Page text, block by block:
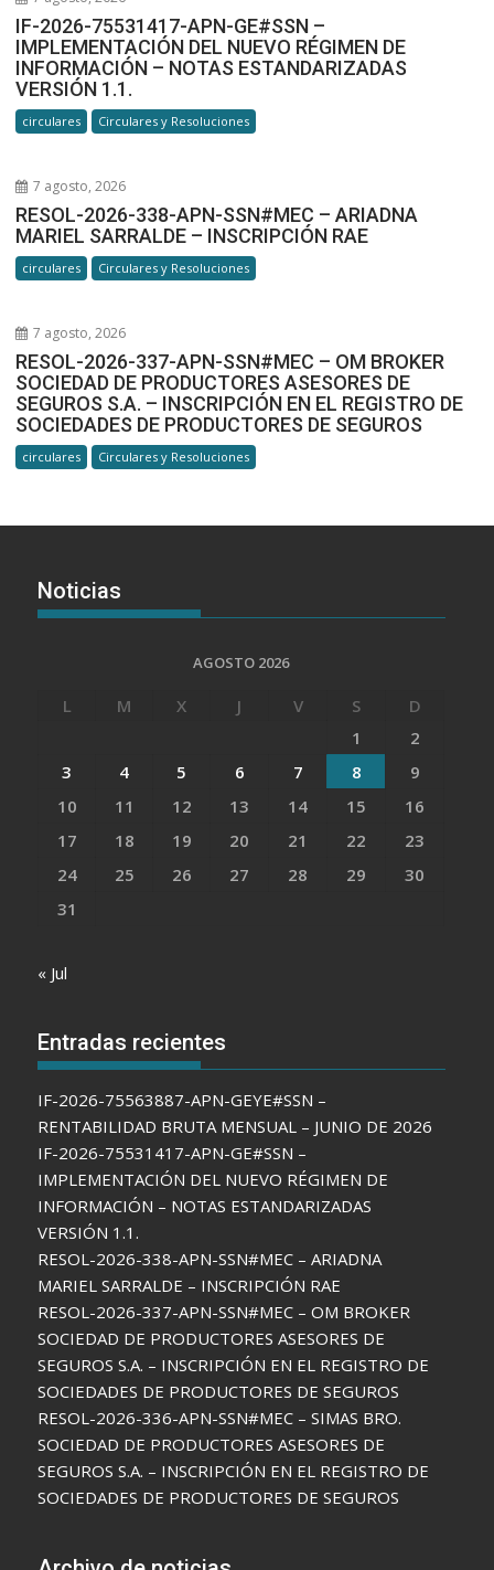
IF-2026-75531417-APN-GE#SSN –
IMPLEMENTACIÓN DEL NUEVO RÉGIMEN DE
INFORMACIÓN – NOTAS ESTANDARIZADAS
VERSIÓN 1.1.
circulares Circulares y Resoluciones
7 agosto, 2026
RESOL-2026-338-APN-SSN#MEC – ARIADNA
MARIEL SARRALDE – INSCRIPCIÓN RAE
circulares Circulares y Resoluciones
7 agosto, 2026
RESOL-2026-337-APN-SSN#MEC – OM BROKER
SOCIEDAD DE PRODUCTORES ASESORES DE
SEGUROS S.A. – INSCRIPCIÓN EN EL REGISTRO DE
SOCIEDADES DE PRODUCTORES DE SEGUROS
circulares Circulares y Resoluciones
Noticias
AGOSTO 2026
L M X J V S
D
1
2
3
4 5 6 7 8
9
10
11 12 13 14 15
16
17
18 19 20 21 22
23
24
25 26 27 28 29
30
31
« Jul
Entradas recientes
IF-2026-75563887-APN-GEYE#SSN –
RENTABILIDAD BRUTA MENSUAL – JUNIO DE 2026
IF-2026-75531417-APN-GE#SSN –
IMPLEMENTACIÓN DEL NUEVO RÉGIMEN DE
INFORMACIÓN – NOTAS ESTANDARIZADAS
VERSIÓN 1.1.
RESOL-2026-338-APN-SSN#MEC – ARIADNA
MARIEL SARRALDE – INSCRIPCIÓN RAE
RESOL-2026-337-APN-SSN#MEC – OM BROKER
SOCIEDAD DE PRODUCTORES ASESORES DE
SEGUROS S.A. – INSCRIPCIÓN EN EL REGISTRO DE
SOCIEDADES DE PRODUCTORES DE SEGUROS
RESOL-2026-336-APN-SSN#MEC – SIMAS BRO.
SOCIEDAD DE PRODUCTORES ASESORES DE
SEGUROS S.A. – INSCRIPCIÓN EN EL REGISTRO DE
SOCIEDADES DE PRODUCTORES DE SEGUROS